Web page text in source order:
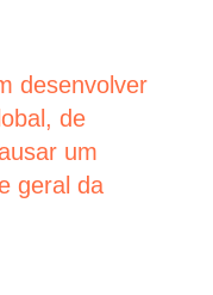
desenvolver
de
um
geral da